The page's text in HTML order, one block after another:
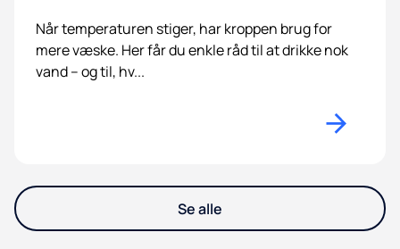
Når temperaturen stiger, har kroppen brug for
mere væske. Her får du enkle råd til at drikke nok
vand – og til, hv...
Se alle